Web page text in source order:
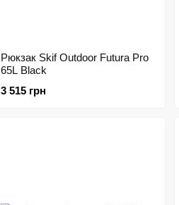
Рюкзак Skif Outdoor Futura Pro
65L Black
3 515 грн